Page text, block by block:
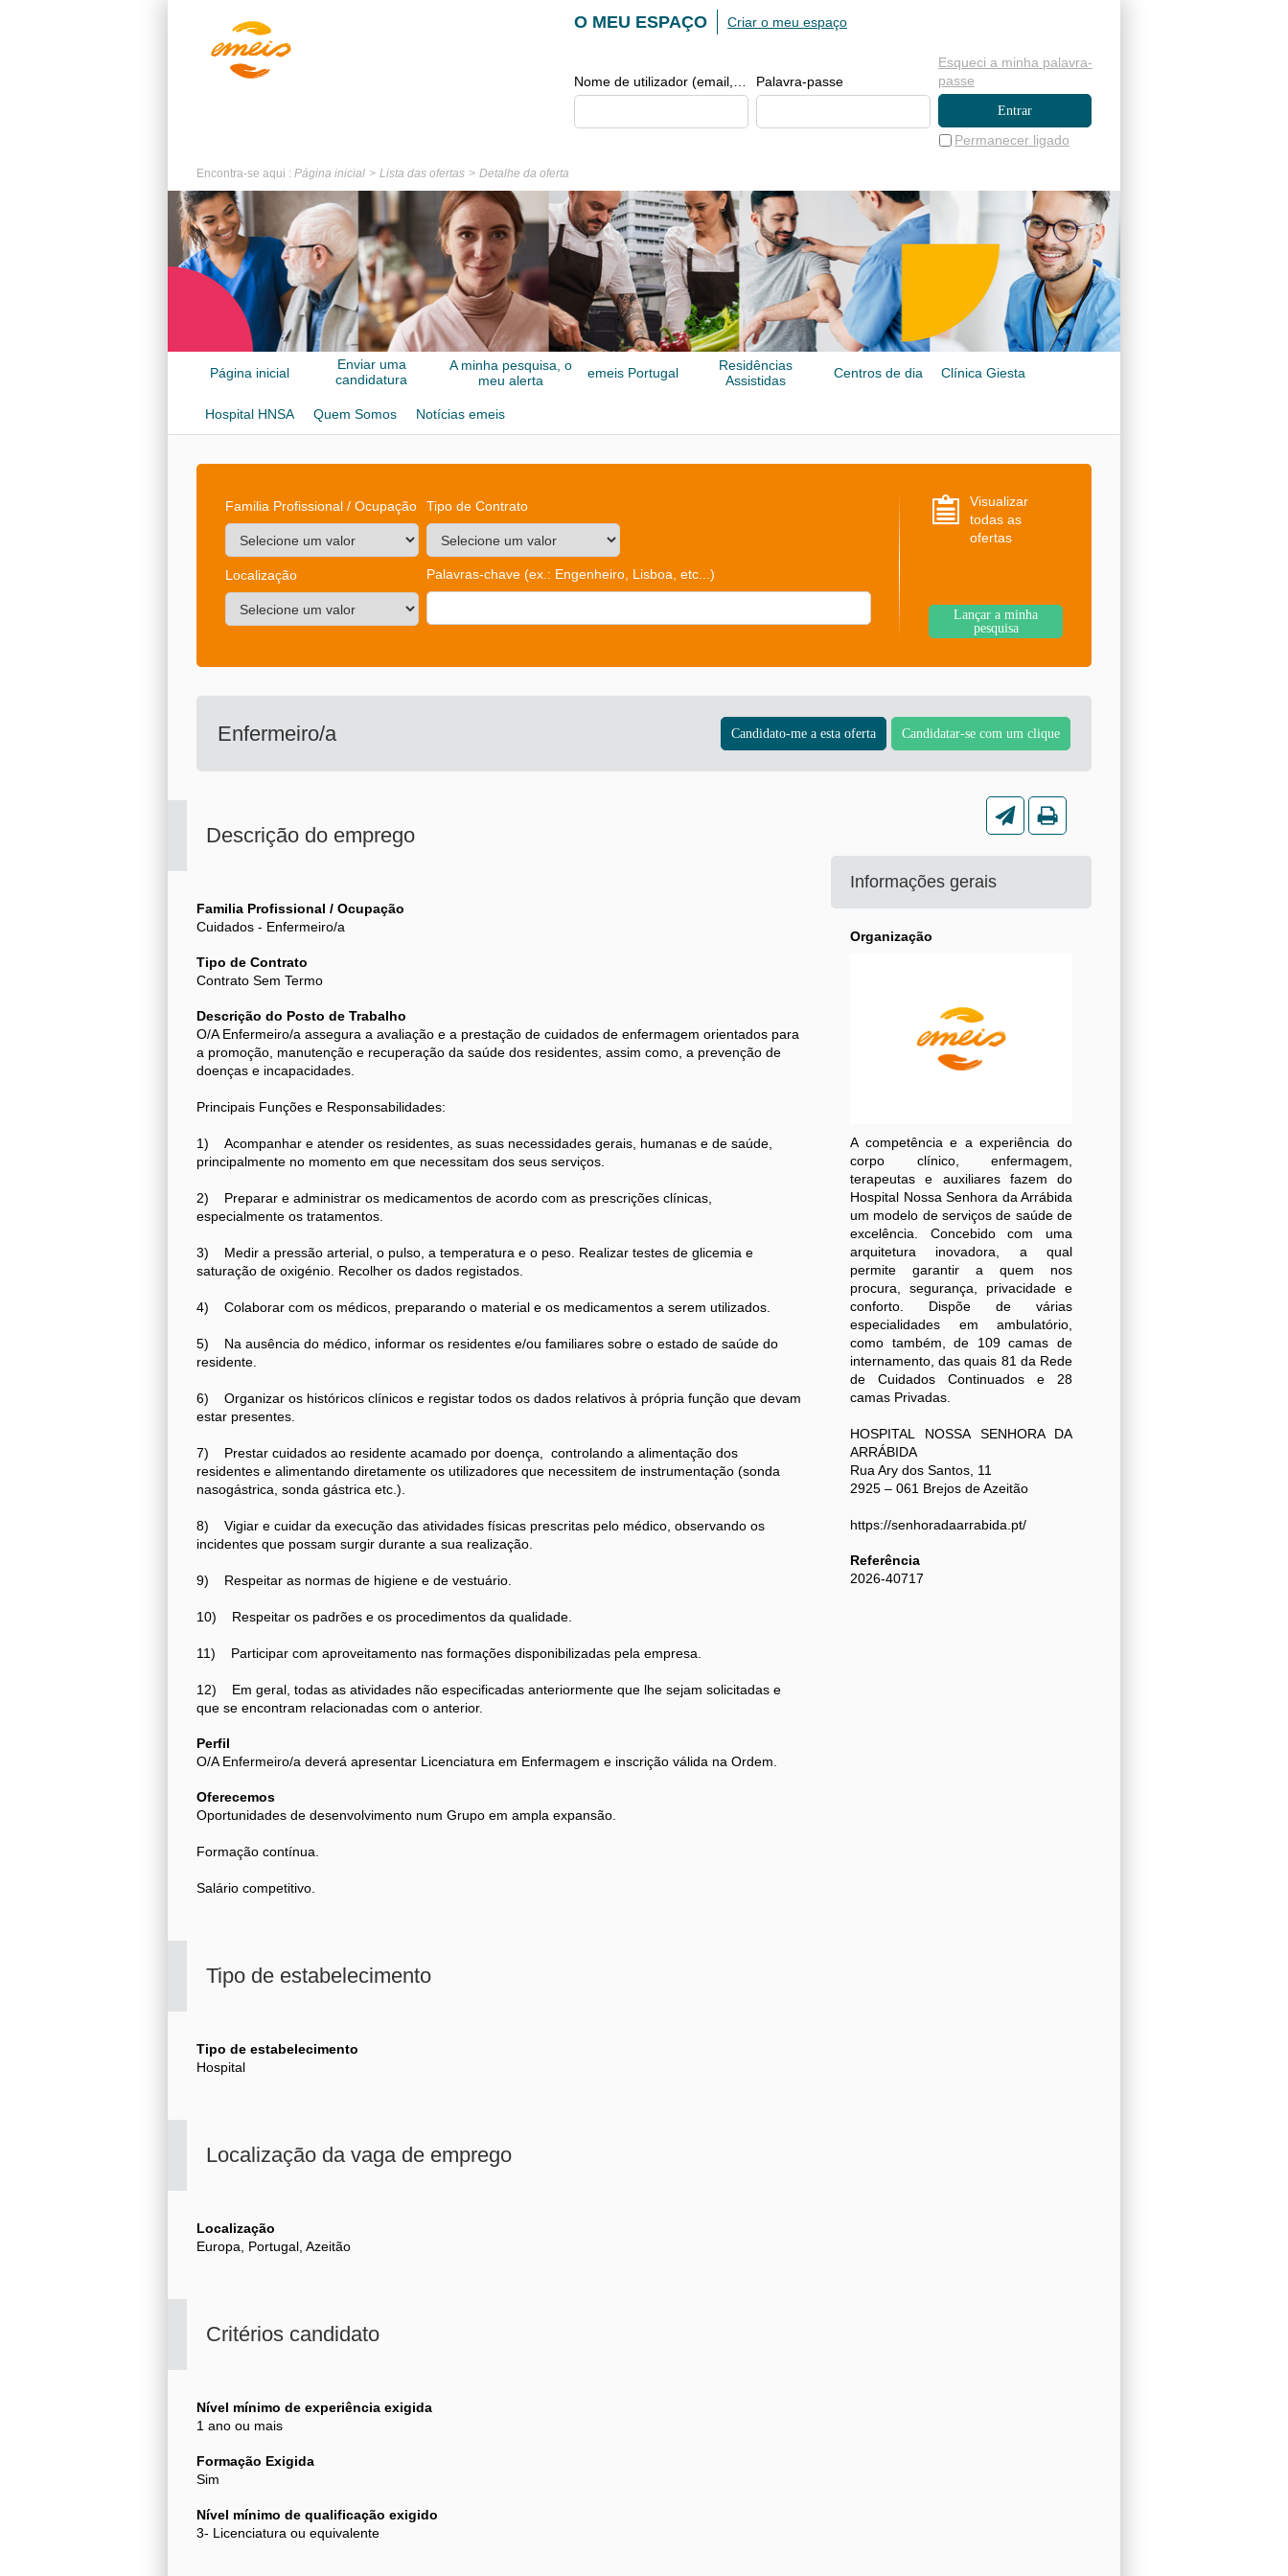
O MEU ESPAÇO
Palavra-passe
Permanecer ligado
Esqueci a minha palavra-
passe
Criar o meu espaço
Encontra-se aqui : Página inicial Lista das ofertas Detalhe da oferta
Página inicial
Enviar uma
candidatura
A minha pesquisa, o
meu alerta
emeis Portugal
Residências
Assistidas
Centros de dia Clínica Giesta
Hospital HNSA Quem Somos Notícias emeis
Familia Profissional / Ocupação Tipo de Contrato
Localização Palavras-chave (ex.: Engenheiro, Lisboa, etc...)
Visualizar
todas as
ofertas
Enfermeiro/a
Descrição do emprego
Familia Profissional / Ocupação
Cuidados - Enfermeiro/a
Tipo de Contrato
Contrato Sem Termo
Descrição do Posto de Trabalho
O/A Enfermeiro/a assegura a avaliação e a prestação de cuidados de enfermagem orientados para
a promoção, manutenção e recuperação da saúde dos residentes, assim como, a prevenção de
doenças e incapacidades.
Principais Funções e Responsabilidades:
1) Acompanhar e atender os residentes, as suas necessidades gerais, humanas e de saúde,
principalmente no momento em que necessitam dos seus serviços.
2) Preparar e administrar os medicamentos de acordo com as prescrições clínicas,
especialmente os tratamentos.
3) Medir a pressão arterial, o pulso, a temperatura e o peso. Realizar testes de glicemia e
saturação de oxigénio. Recolher os dados registados.
4) Colaborar com os médicos, preparando o material e os medicamentos a serem utilizados.
5) Na ausência do médico, informar os residentes e/ou familiares sobre o estado de saúde do
residente.
6) Organizar os históricos clínicos e registar todos os dados relativos à própria função que devam
estar presentes.
7) Prestar cuidados ao residente acamado por doença, controlando a alimentação dos
residentes e alimentando diretamente os utilizadores que necessitem de instrumentação (sonda
nasogástrica, sonda gástrica etc.).
8) Vigiar e cuidar da execução das atividades físicas prescritas pelo médico, observando os
incidentes que possam surgir durante a sua realização.
9) Respeitar as normas de higiene e de vestuário.
10) Respeitar os padrões e os procedimentos da qualidade.
11) Participar com aproveitamento nas formações disponibilizadas pela empresa.
12) Em geral, todas as atividades não especificadas anteriormente que lhe sejam solicitadas e
que se encontram relacionadas com o anterior.
Perfil
O/A Enfermeiro/a deverá apresentar Licenciatura em Enfermagem e inscrição válida na Ordem.
Oferecemos
Oportunidades de desenvolvimento num Grupo em ampla expansão.
Formação contínua.
Salário competitivo.
Tipo de estabelecimento
Tipo de estabelecimento
Hospital
Localização da vaga de emprego
Localização
Europa, Portugal, Azeitão
Critérios candidato
Nível mínimo de experiência exigida
1 ano ou mais
Formação Exigida
Sim
Nível mínimo de qualificação exigido
3- Licenciatura ou equivalente
Informações gerais
Organização
A competência e a experiência do
corpo clínico, enfermagem,
terapeutas e auxiliares fazem do
Hospital Nossa Senhora da Arrábida
um modelo de serviços de saúde de
excelência. Concebido com uma
arquitetura inovadora, a qual
permite garantir a quem nos
procura, segurança, privacidade e
conforto. Dispõe de várias
especialidades em ambulatório,
como também, de 109 camas de
internamento, das quais 81 da Rede
de Cuidados Continuados e 28
camas Privadas.
HOSPITAL NOSSA SENHORA DA
ARRÁBIDA
Rua Ary dos Santos, 11
2925 – 061 Brejos de Azeitão
https://senhoradaarrabida.pt/
Referência
2026-40717